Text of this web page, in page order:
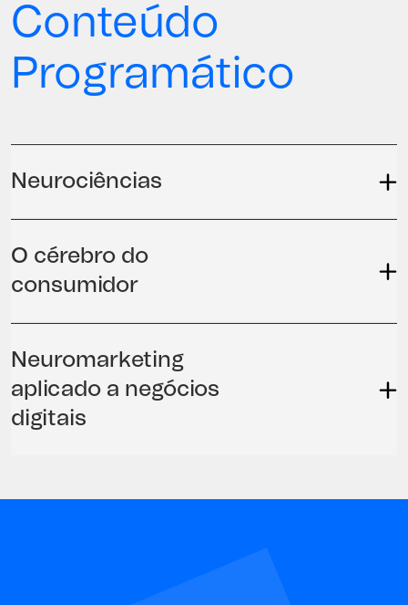
Conteúdo
Programático
Neurociências
O cérebro do
consumidor
Neuromarketing
aplicado a negócios
digitais